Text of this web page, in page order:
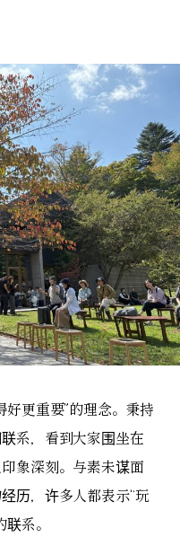
更重要”的理念。秉持
系，看到大家围坐在
象深刻。与素未谋面
历，许多人都表示“玩
系。